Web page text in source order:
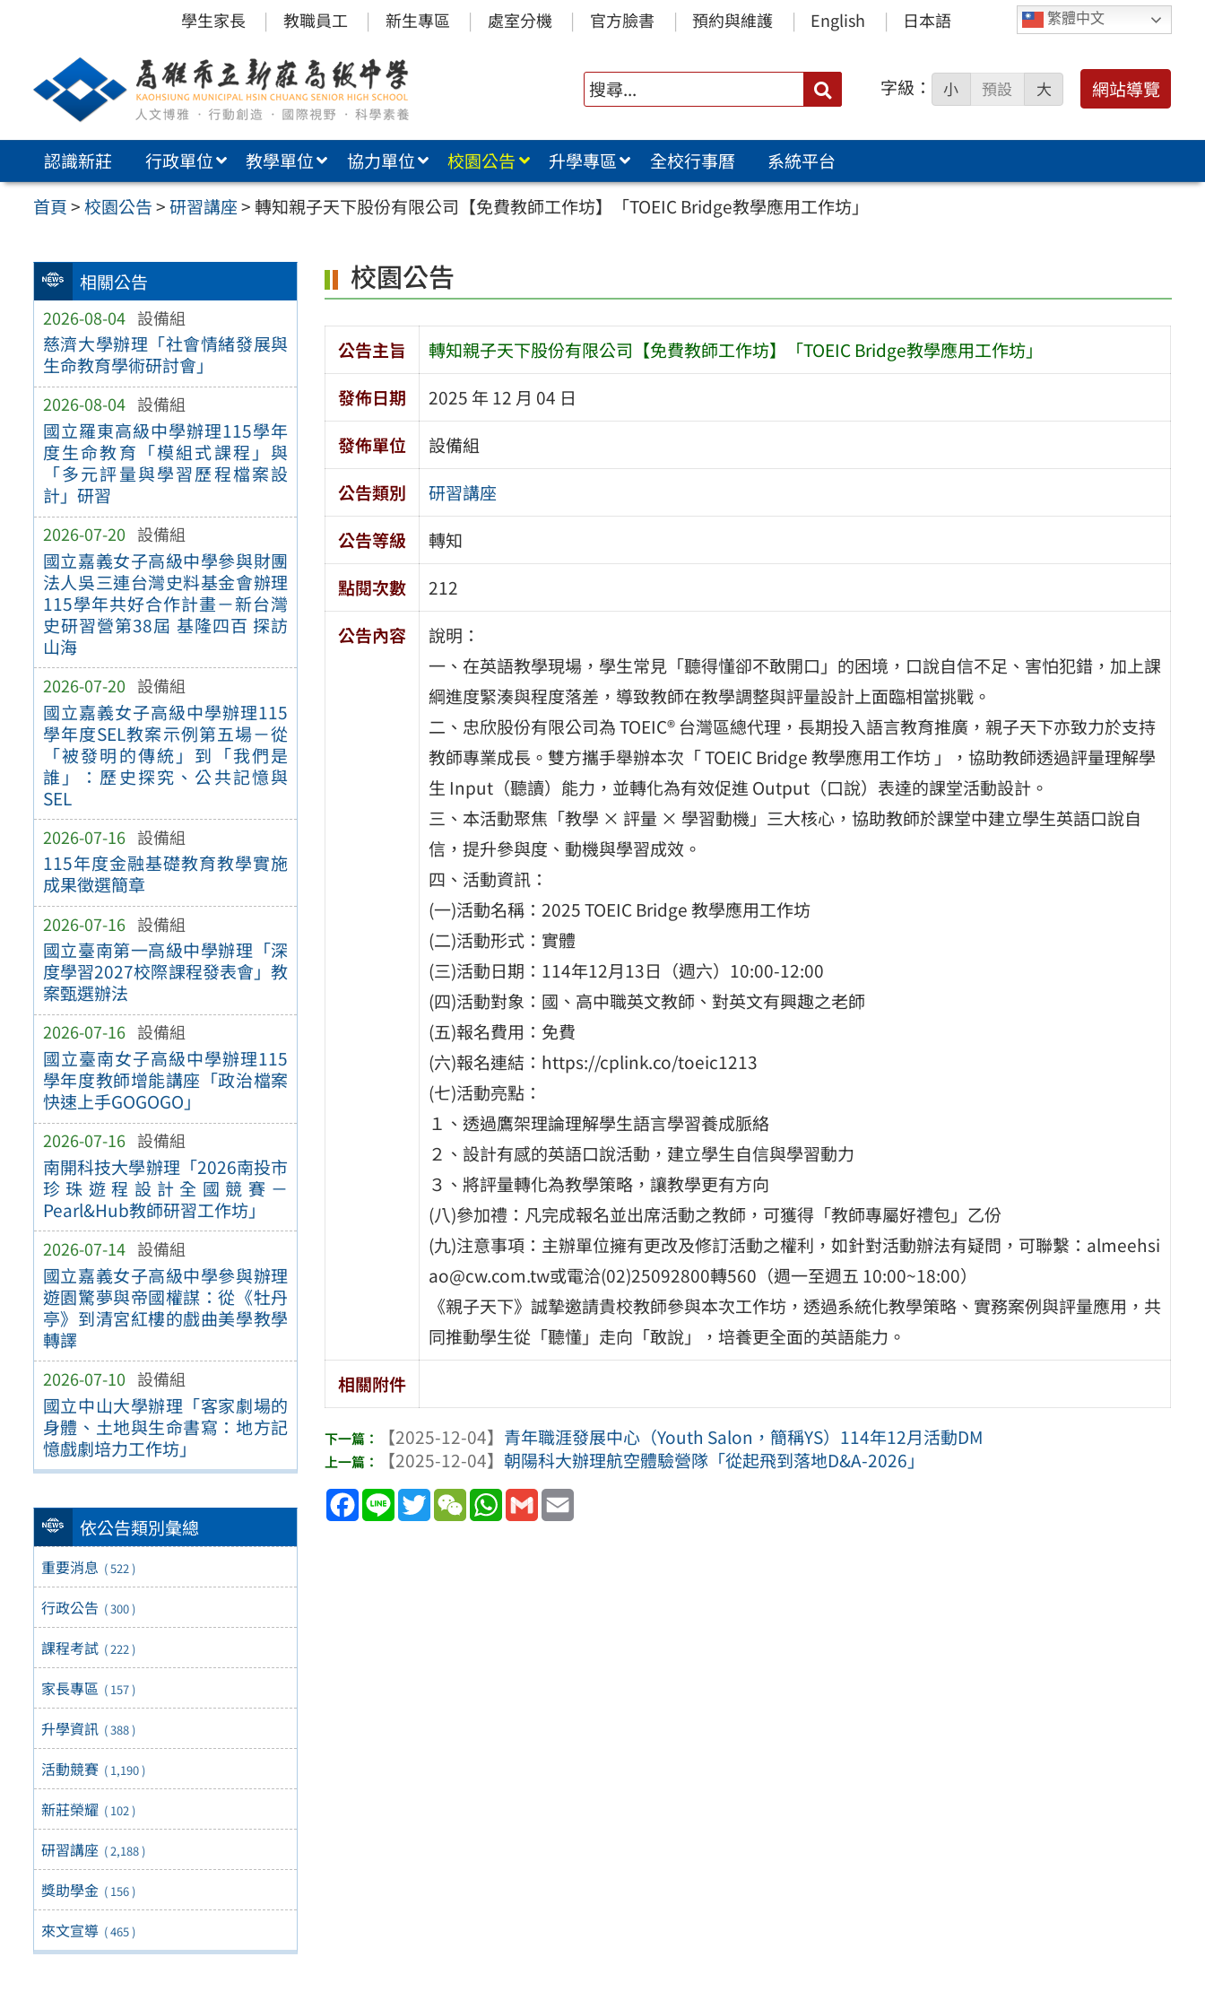
內
繁體中文
學生家長 教職員工 新生專區 處室分機 官方臉書 預約與維護 English 日本語
搜
尋：
字級： 小 預設 大 網站導覽
認識新莊 行政單位 教學單位 協力單位 校園公告 升學專區 全校行事曆
系統平台
首頁>校園公告>研習講座>轉知親子天下股份有限公司【免費教師工作坊】「TOEIC Bridge教學應用工作坊」
相關公告
2026-08-04 設備組
慈濟大學辦理「社會情緒發展與
生命教育學術研討會」
2026-08-04 設備組
國立羅東高級中學辦理115學年
度生命教育「模組式課程」與
「多元評量與學習歷程檔案設
計」研習
2026-07-20 設備組
國立嘉義女子高級中學參與財團
法人吳三連台灣史料基金會辦理
115學年共好合作計畫－新台灣
史研習營第38屆 基隆四百 探訪
山海
2026-07-20 設備組
國立嘉義女子高級中學辦理115
學年度SEL教案示例第五場－從
「被發明的傳統」到「我們是
誰」：歷史探究、公共記憶與
SEL
2026-07-16 設備組
115年度金融基礎教育教學實施
成果徵選簡章
2026-07-16 設備組
國立臺南第一高級中學辦理「深
度學習2027校際課程發表會」教
案甄選辦法
2026-07-16 設備組
國立臺南女子高級中學辦理115
學年度教師增能講座「政治檔案
快速上手GOGOGO」
2026-07-16 設備組
南開科技大學辦理「2026南投市
珍珠遊程設計全國競賽－
Pearl&Hub教師研習工作坊」
2026-07-14 設備組
國立嘉義女子高級中學參與辦理
遊園驚夢與帝國權謀：從《牡丹
亭》到清宮紅樓的戲曲美學教學
轉譯
2026-07-10 設備組
國立中山大學辦理「客家劇場的
身體、土地與生命書寫：地方記
憶戲劇培力工作坊」
依公告類別彙總
重要消息 ( 522 )
行政公告 ( 300 )
課程考試 ( 222 )
家長專區 ( 157 )
升學資訊 ( 388 )
活動競賽 ( 1,190 )
新莊榮耀 ( 102 )
研習講座 ( 2,188 )
獎助學金 ( 156 )
來文宣導 ( 465 )
校園公告
公告主旨
轉知親子天下股份有限公司【免費教師工作坊】「TOEIC Bridge教學應用工作坊」
發佈日期
2025 年 12 月 04 日
發佈單位
設備組
公告類別
研習講座
公告等級
轉知
點閱次數
212
公告內容
說明：
一、在英語教學現場，學生常見「聽得懂卻不敢開口」的困境，口說自信不足、害怕犯錯，加上課
綱進度緊湊與程度落差，導致教師在教學調整與評量設計上面臨相當挑戰。
二、忠欣股份有限公司為 TOEIC® 台灣區總代理，長期投入語言教育推廣，親子天下亦致力於支持
教師專業成長。雙方攜手舉辦本次「 TOEIC Bridge 教學應用工作坊 」，協助教師透過評量理解學
生 Input（聽讀）能力，並轉化為有效促進 Output（口說）表達的課堂活動設計。
三、本活動聚焦「教學 × 評量 × 學習動機」三大核心，協助教師於課堂中建立學生英語口說自
信，提升參與度、動機與學習成效。
四、活動資訊：
(一)活動名稱：2025 TOEIC Bridge 教學應用工作坊
(二)活動形式：實體
(三)活動日期：114年12月13日（週六）10:00-12:00
(四)活動對象：國、高中職英文教師、對英文有興趣之老師
(五)報名費用：免費
(六)報名連結：https://cplink.co/toeic1213
(七)活動亮點：
１、透過鷹架理論理解學生語言學習養成脈絡
２、設計有感的英語口說活動，建立學生自信與學習動力
３、將評量轉化為教學策略，讓教學更有方向
(八)參加禮：凡完成報名並出席活動之教師，可獲得「教師專屬好禮包」乙份
(九)注意事項：主辦單位擁有更改及修訂活動之權利，如針對活動辦法有疑問，可聯繫：almeehsi
ao@cw.com.tw或電洽(02)25092800轉560（週一至週五 10:00~18:00）
《親子天下》誠摯邀請貴校教師參與本次工作坊，透過系統化教學策略、實務案例與評量應用，共
同推動學生從「聽懂」走向「敢說」，培養更全面的英語能力。
相關附件
【2025-12-04】 青年職涯發展中心（Youth Salon，簡稱YS）114年12月活動DM
【2025-12-04】朝陽科大辦理航空體驗營隊「從起飛到落地D&A-2026」
Facebook
Line TwitterWeChatWhatsApp
Gmail